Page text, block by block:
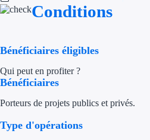
Conditions
Bénéficiaires éligibles
Qui peut en profiter ?
Bénéficiaires
Porteurs de projets publics et privés.
Type d'opérations